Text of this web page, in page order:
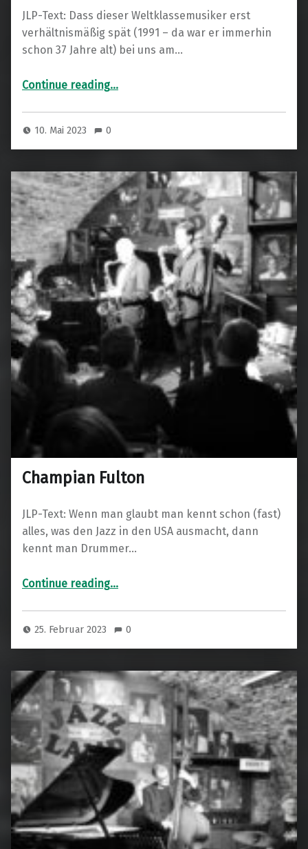
JLP-Text: Dass dieser Weltklassemusiker erst
verhältnismäßig spät (1991 – da war er immerhin
schon 37 Jahre alt) bei uns am…
Continue reading…
10. Mai 2023 0
Champian Fulton
JLP-Text: Wenn man glaubt man kennt schon (fast)
alles, was den Jazz in den USA ausmacht, dann
kennt man Drummer…
Continue reading…
25. Februar 2023 0